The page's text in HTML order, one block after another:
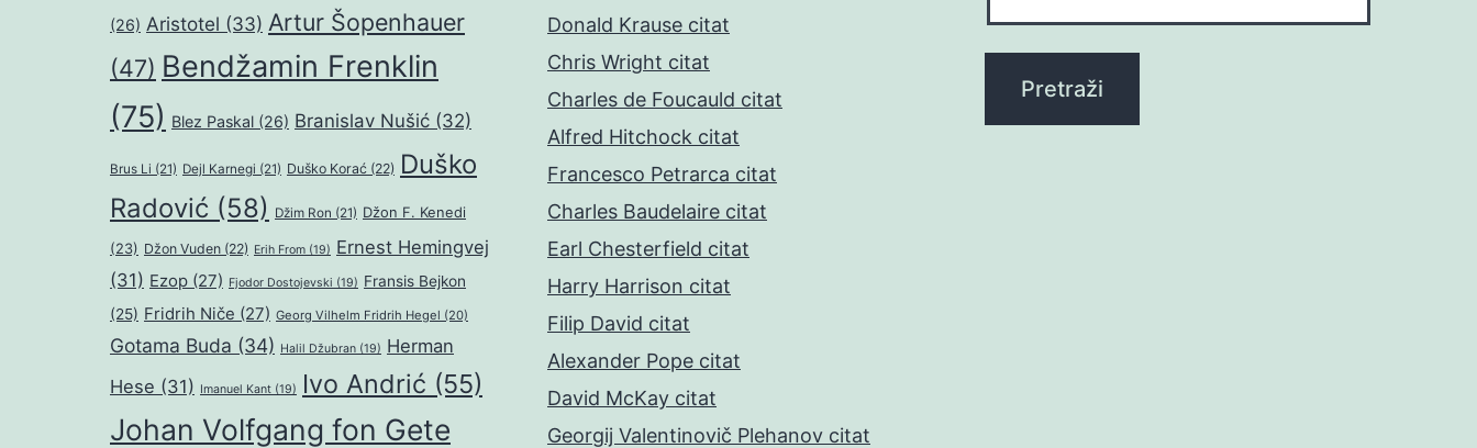
(26) Aristotel (33) Artur Šopenhauer
(47) Bendžamin Frenklin
(75) Blez Paskal (26) Branislav Nušić (32)
Brus Li (21) Dejl Karnegi (21) Duško Korać (22) Duško
Radović (58) Džim Ron (21) Džon F. Kenedi
(23) Džon Vuden (22) Erih From (19) Ernest Hemingvej
(31) Ezop (27) Fjodor Dostojevski (19) Fransis Bejkon
(25) Fridrih Niče (27) Georg Vilhelm Fridrih Hegel (20)
Gotama Buda (34) Halil Džubran (19) Herman
Hese (31) Imanuel Kant (19) Ivo Andrić (55)
Johan Volfgang fon Gete
Donald Krause citat
Chris Wright citat
Charles de Foucauld citat
Alfred Hitchock citat
Francesco Petrarca citat
Charles Baudelaire citat
Earl Chesterfield citat
Harry Harrison citat
Filip David citat
Alexander Pope citat
David McKay citat
Georgij Valentinovič Plehanov citat